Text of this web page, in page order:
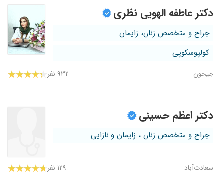
دکتر عاطفه الهویی نظری
جراح و متخصص زنان، زایمان
کولپوسکوپی
جیحون ۹۳۲ نفر
دکتر اعظم حسینی
جراح و متخصص زنان ، زایمان و نازایی
سعادت‌آباد ۱۲۹ نفر